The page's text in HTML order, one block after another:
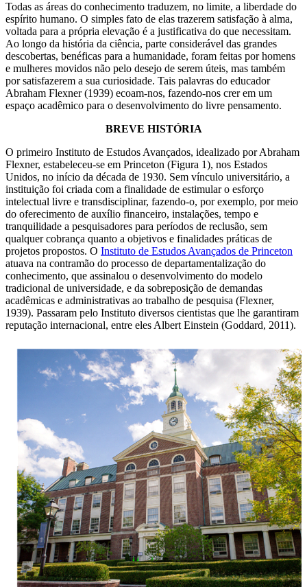
Todas as áreas do conhecimento traduzem, no limite, a liberdade do
espírito humano. O simples fato de elas trazerem satisfação à alma,
voltada para a própria elevação é a justificativa do que necessitam.
Ao longo da história da ciência, parte considerável das grandes
descobertas, benéficas para a humanidade, foram feitas por homens
e mulheres movidos não pelo desejo de serem úteis, mas também
por satisfazerem a sua curiosidade. Tais palavras do educador
Abraham Flexner (1939) ecoam-nos, fazendo-nos crer em um
espaço acadêmico para o desenvolvimento do livre pensamento.
BREVE HISTÓRIA
O primeiro Instituto de Estudos Avançados, idealizado por Abraham
Flexner, estabeleceu-se em Princeton (Figura 1), nos Estados
Unidos, no início da década de 1930. Sem vínculo universitário, a
instituição foi criada com a finalidade de estimular o esforço
intelectual livre e transdisciplinar, fazendo-o, por exemplo, por meio
do oferecimento de auxílio financeiro, instalações, tempo e
tranquilidade a pesquisadores para períodos de reclusão, sem
qualquer cobrança quanto a objetivos e finalidades práticas de
projetos propostos. O Instituto de Estudos Avançados de Princeton
atuava na contramão do processo de departamentalização do
conhecimento, que assinalou o desenvolvimento do modelo
tradicional de universidade, e da sobreposição de demandas
acadêmicas e administrativas ao trabalho de pesquisa (Flexner,
1939). Passaram pelo Instituto diversos cientistas que lhe garantiram
reputação internacional, entre eles Albert Einstein (Goddard, 2011).